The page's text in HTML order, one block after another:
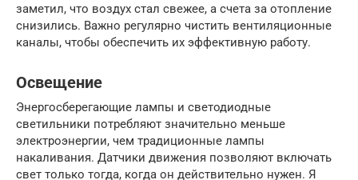
заметил, что воздух стал свежее, а счета за отопление
снизились. Важно регулярно чистить вентиляционные
каналы, чтобы обеспечить их эффективную работу.
Освещение
Энергосберегающие лампы и светодиодные
светильники потребляют значительно меньше
электроэнергии, чем традиционные лампы
накаливания. Датчики движения позволяют включать
свет только тогда, когда он действительно нужен. Я